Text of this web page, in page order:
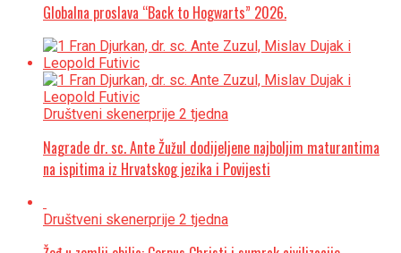
Globalna proslava “Back to Hogwarts” 2026.
Društveni skenerprije 2 tjedna
Nagrade dr. sc. Ante Žužul dodijeljene najboljim maturantima
na ispitima iz Hrvatskog jezika i Povijesti
Društveni skenerprije 2 tjedna